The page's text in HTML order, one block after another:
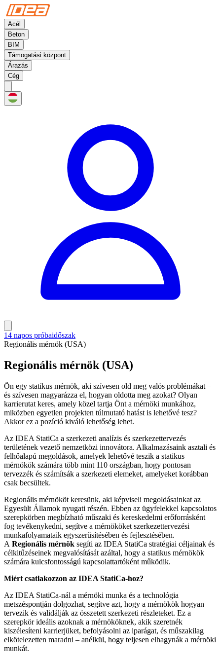
Acél
Beton
BIM
Támogatási központ
Árazás
Cég
14 napos próbaidőszak
Regionális mérnök (USA)
Regionális mérnök (USA)
Ön egy statikus mérnök, aki szívesen old meg valós problémákat –
és szívesen magyarázza el, hogyan oldotta meg azokat? Olyan
karrierutat keres, amely közel tartja Önt a mérnöki munkához,
miközben egyetlen projekten túlmutató hatást is lehetővé tesz?
Akkor ez a pozíció kiváló lehetőség lehet.
Az IDEA StatiCa a szerkezeti analízis és szerkezettervezés
területének vezető nemzetközi innovátora. Alkalmazásaink asztali és
felhőalapú megoldások, amelyek lehetővé teszik a statikus
mérnökök számára több mint 110 országban, hogy pontosan
tervezzék és számítsák a szerkezeti elemeket, amelyeket korábban
csak becsültek.
Regionális mérnököt keresünk, aki képviseli megoldásainkat az
Egyesült Államok nyugati részén. Ebben az ügyfelekkel kapcsolatos
szerepkörben megbízható műszaki és kereskedelmi erőforrásként
fog tevékenykedni, segítve a mérnököket szerkezettervezési
munkafolyamataik egyszerűsítésében és fejlesztésében.
A Regionális mérnök segíti az IDEA StatiCa stratégiai céljainak és
célkitűzéseinek megvalósítását azáltal, hogy a statikus mérnökök
számára kulcsfontosságú kapcsolattartóként működik.
Miért csatlakozzon az IDEA StatiCa-hoz?
Az IDEA StatiCa-nál a mérnöki munka és a technológia
metszéspontján dolgozhat, segítve azt, hogy a mérnökök hogyan
tervezik és validálják az összetett szerkezeti részleteket. Ez a
szerepkör ideális azoknak a mérnököknek, akik szeretnék
kiszélesíteni karrierjüket, befolyásolni az iparágat, és műszakilag
elkötelezetten maradni – anélkül, hogy teljesen elhagynák a mérnöki
munkát.